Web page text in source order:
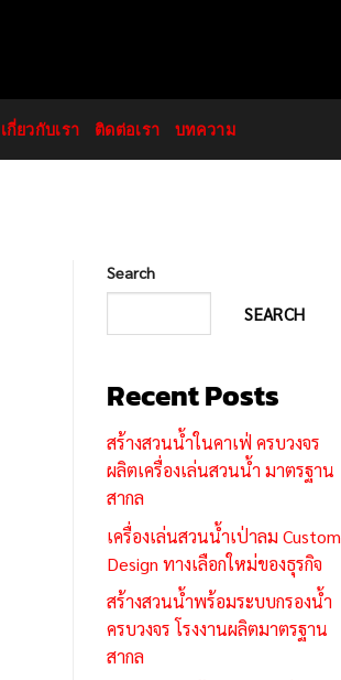
เกี่ยวกับเรา ติดต่อเรา บทความ
Search
SEARCH
Recent Posts
สร้างสวนน้ำในคาเฟ่ ครบวงจร
ผลิตเครื่องเล่นสวนน้ำ มาตรฐาน
สากล
เครื่องเล่นสวนน้ำเป่าลม Custom
Design ทางเลือกใหม่ของธุรกิจ
สร้างสวนน้ำพร้อมระบบกรองน้ำ
ครบวงจร โรงงานผลิตมาตรฐาน
สากล